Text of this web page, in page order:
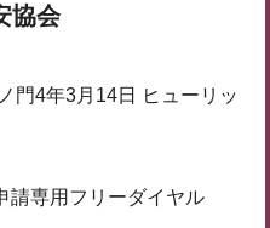
協会
門4年3月14日 ヒューリッ
請専用フリーダイヤル